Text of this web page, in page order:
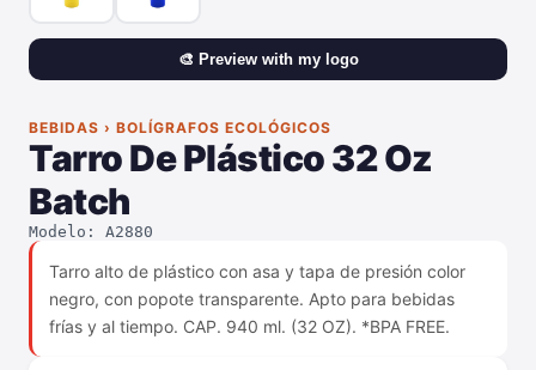
🎨 Preview with my logo
BEBIDAS › BOLÍGRAFOS ECOLÓGICOS
Tarro De Plástico 32 Oz
Batch
Modelo: A2880
Tarro alto de plástico con asa y tapa de presión color
negro, con popote transparente. Apto para bebidas
frías y al tiempo. CAP. 940 ml. (32 OZ). *BPA FREE.